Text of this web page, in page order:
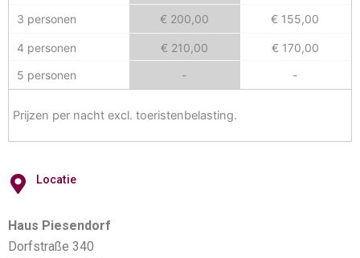
3 personen
4 personen
5 personen
€ 200,00
€ 210,00
-
€ 155,00
€ 170,00
-
Prijzen per nacht excl. toeristenbelasting.
Locatie
Haus Piesendorf
Dorfstraße 340